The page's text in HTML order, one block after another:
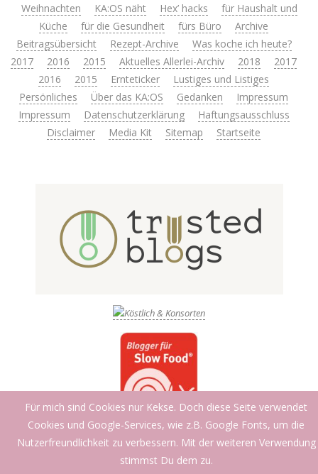
Weihnachten
KA:OS näht Hex’ hacks
für Haushalt und
Küche
für die Gesundheit fürs Büro
Archive
Beitragsübersicht
Rezept-Archive
Was koche ich heute?
2017
2016 2015 Aktuelles Allerlei-Archiv 2018
2017
2016
2015 Ernteticker
Lustiges und Listiges
Persönliches
Über das KA:OS Gedanken
Impressum
Impressum
Datenschutzerklärung
Haftungsausschluss
Disclaimer
Media Kit Sitemap Startseite
Für mich sind Cookies nur Kekse. Doch diese Seite verwendet
Cookies und Google-Services, wie z.B. Google Fonts, um die
Nutzerfreundlichkeit zu verbessern. Mit der weiteren Verwendung
stimmst Du dem zu.